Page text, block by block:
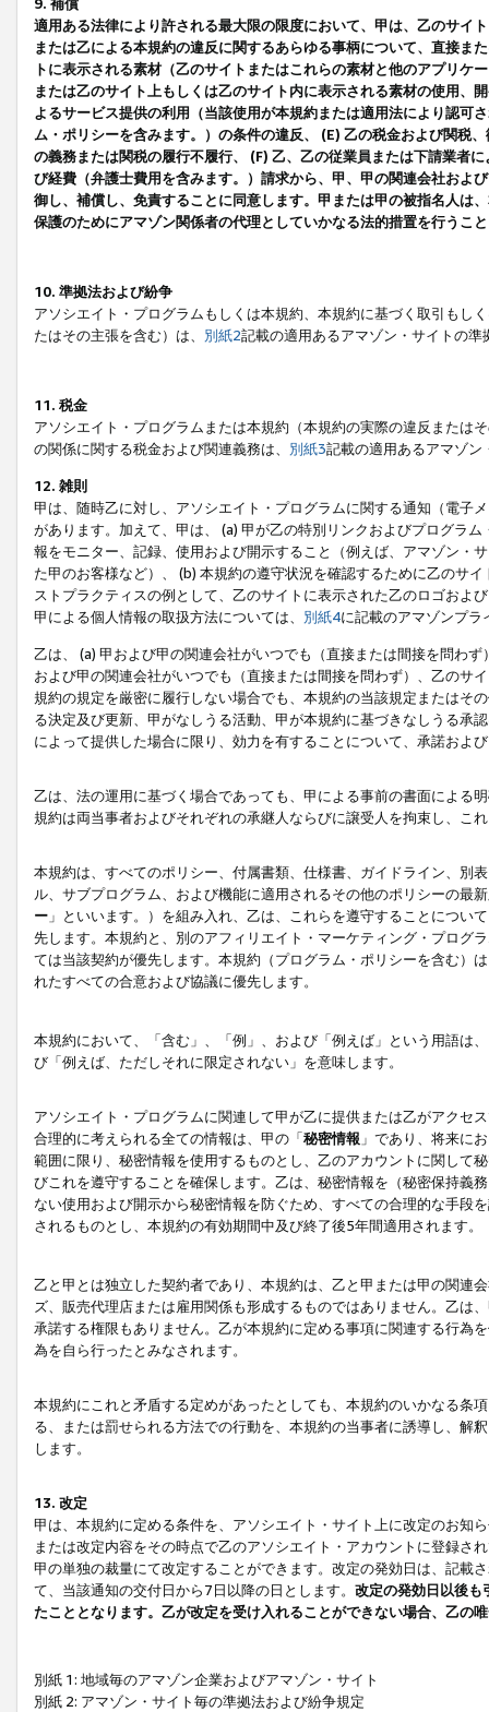
9. 補償
適用ある法律により許される最大限の限度において、甲は、乙のサイ
または乙による本規約の違反に関するあらゆる事柄について、直接ま
トに表示される素材（乙のサイトまたはこれらの素材と他のアプリ
または乙のサイト上もしくは乙のサイト内に表示される素材の使用、
よるサービス提供の利用（当該使用が本規約または適用法により認可
ム・ポリシーを含みます。）の条件の違反、 (E) 乙の税金および関税
の義務または関税の履行不履行、 (F) 乙、乙の従業員または下請業者
び経費（弁護士費用を含みます。）請求から、甲、甲の関連会社およ
御し、補償し、免責することに同意します。甲または甲の被指名人は
保護のためにアマゾン関係者の代理としていかなる法的措置を行うこ
10. 準拠法および紛争
アソシエイト・プログラムもしくは本規約、本規約に基づく取引もし
たはその主張を含む）は、 別紙2記載の適用あるアマゾン・サイトの
11. 税金
アソシエイト・プログラムまたは本規約（本規約の実際の違反または
の関係に関する税金および関連義務は、 別紙3記載の適用あるアマゾン
12. 雑則
甲は、随時乙に対し、アソシエイト・プログラムに関する通知（電子
があります。加えて、甲は、 (a) 甲が乙の特別リンクおよびプログラ
報をモニター、記録、使用および開示すること（例えば、アマゾン・
た甲のお客様など）、 (b) 本規約の遵守状況を確認するために乙のサ
ストプラクティスの例として、乙のサイトに表示された乙のロゴおよ
甲による個人情報の取扱方法については、 別紙4に記載のアマゾンプ
乙は、 (a) 甲および甲の関連会社がいつでも（直接または間接を問わ
および甲の関連会社がいつでも（直接または間接を問わず）、乙のサ
規約の規定を厳密に履行しない場合でも、本規約の当該規定またはそ
る決定及び更新、甲がなしうる活動、甲が本規約に基づきなしうる承
によって提供した場合に限り、効力を有することについて、承諾およ
乙は、法の運用に基づく場合であっても、甲による事前の書面による
規約は両当事者およびそれぞれの承継人ならびに譲受人を拘束し、こ
本規約は、すべてのポリシー、付属書類、仕様書、ガイドライン、別
ル、サブプログラム、および機能に適用されるその他のポリシーの最
ー 」といいます。）を組み入れ、乙は、これらを遵守することにつ
先します。本規約と、別のアフィリエイト・マーケティング・プログ
ては当該契約が優先します。本規約（プログラム・ポリシーを含む）
れたすべての合意および協議に優先します。
本規約において、「含む」、「例」、および「例えば」という用語は
び「例えば、ただしそれに限定されない」を意味します。
アソシエイト・プログラムに関連して甲が乙に提供または乙がアクセ
合理的に考えられる全ての情報は、甲の「秘密情報 」であり、将来に
範囲に限り、秘密情報を使用するものとし、乙のアカウントに関して
びこれを遵守することを確保します。乙は、秘密情報を（秘密保持義
ない使用および開示から秘密情報を防ぐため、すべての合理的な手段
されるものとし、本規約の有効期間中及び終了後5年間適用されます。
乙と甲とは独立した契約者であり、本規約は、乙と甲または甲の関連
ズ、販売代理店または雇用関係も形成するものではありません。乙は
承諾する権限もありません。乙が本規約に定める事項に関連する行為
為を自ら行ったとみなされます。
本規約にこれと矛盾する定めがあったとしても、本規約のいかなる条
る、または罰せられる方法での行動を、本規約の当事者に誘導し、解
します。
13. 改定
甲は、本規約に定める条件を、アソシエイト・サイト上に改定のお知
または改定内容をその時点で乙のアソシエイト・アカウントに登録さ
甲の単独の裁量にて改定することができます。改定の発効日は、記載
て、当該通知の交付日から7日以降の日とします。 改定の発効日以後も
たこととなります。乙が改定を受け入れることができない場合、乙の
別紙 1: 地域毎のアマゾン企業およびアマゾン・サイト
別紙 2: アマゾン・サイト毎の準拠法および紛争規定